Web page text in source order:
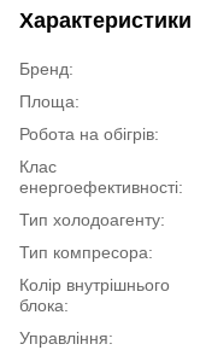
Характеристики
Бренд:
Площа:
Робота на обігрів:
Клас
енергоефективності:
Тип холодоагенту:
Тип компресора:
Колір внутрішнього
блока:
Управління: